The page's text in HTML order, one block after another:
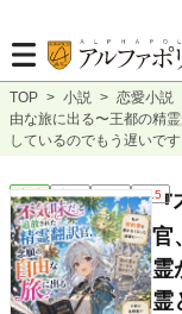
TOP > 小説 > 恋愛小説
由な旅に出る〜王都の精
しているのでもう遅いです
恋愛 完結 短編 R15『
官
霊
霊